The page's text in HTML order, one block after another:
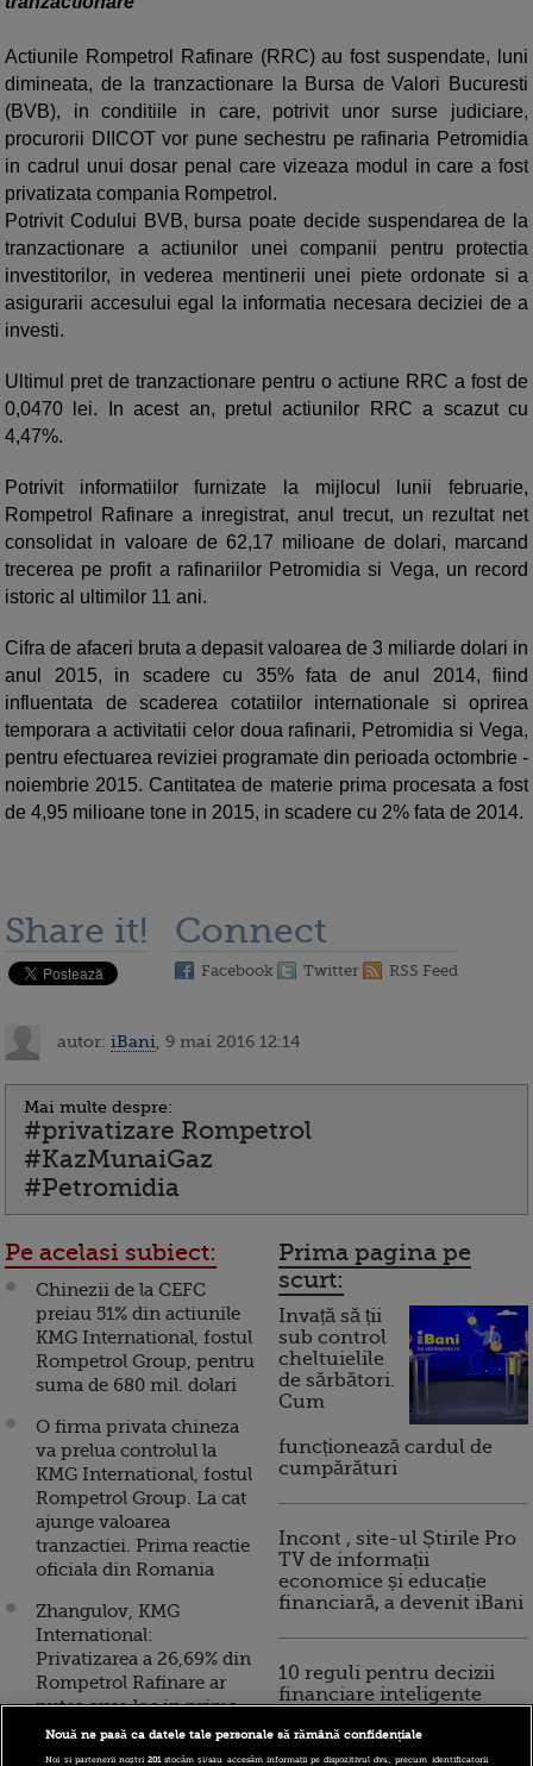
Actiunile Rompetrol Rafinare (RRC) au fost suspendate, luni
dimineata, de la tranzactionare la Bursa de Valori Bucuresti
(BVB), in conditiile in care, potrivit unor surse judiciare,
procurorii DIICOT vor pune sechestru pe rafinaria Petromidia
in cadrul unui dosar penal care vizeaza modul in care a fost
privatizata compania Rompetrol.
Potrivit Codului BVB, bursa poate decide suspendarea de la
tranzactionare a actiunilor unei companii pentru protectia
investitorilor, in vederea mentinerii unei piete ordonate si a
asigurarii accesului egal la informatia necesara deciziei de a
investi.
Ultimul pret de tranzactionare pentru o actiune RRC a fost de
0,0470 lei. In acest an, pretul actiunilor RRC a scazut cu
4,47%.
Potrivit informatiilor furnizate la mijlocul lunii februarie,
Rompetrol Rafinare a inregistrat, anul trecut, un rezultat net
consolidat in valoare de 62,17 milioane de dolari, marcand
trecerea pe profit a rafinariilor Petromidia si Vega, un record
istoric al ultimilor 11 ani.
Cifra de afaceri bruta a depasit valoarea de 3 miliarde dolari in
anul 2015, in scadere cu 35% fata de anul 2014, fiind
influentata de scaderea cotatiilor internationale si oprirea
temporara a activitatii celor doua rafinarii, Petromidia si Vega,
pentru efectuarea reviziei programate din perioada octombrie -
noiembrie 2015. Cantitatea de materie prima procesata a fost
de 4,95 milioane tone in 2015, in scadere cu 2% fata de 2014.
Share it! Connect
Facebook Twitter RSS Feed
autor: iBani , 9 mai 2016 12:14
Mai multe despre:
#privatizare Rompetrol
#KazMunaiGaz
#Petromidia
Pe acelasi subiect:
Chinezii de la CEFC
preiau 51% din actiunile
KMG International, fostul
Rompetrol Group, pentru
suma de 680 mil. dolari
O firma privata chineza
va prelua controlul la
KMG International, fostul
Rompetrol Group. La cat
ajunge valoarea
tranzactiei. Prima reactie
oficiala din Romania
Zhangulov, KMG
International:
Privatizarea a 26,69% din
Rompetrol Rafinare ar
putea avea loc in prima
parte a anului 2016
Prima pagina pe
scurt:
Invață să ții
sub control
cheltuielile
de sărbători.
Cum
funcționează cardul de
cumpărături
Incont , site-ul Știrile Pro
TV de informații
economice și educație
financiară, a devenit iBani
10 reguli pentru decizii
financiare inteligente
Nouă ne pasă ca datele tale personale să rămână confidențiale
Noi și partenerii noștri201stocăm și/sau accesăm informații pe dispozitivul dvs., precum identificatorii